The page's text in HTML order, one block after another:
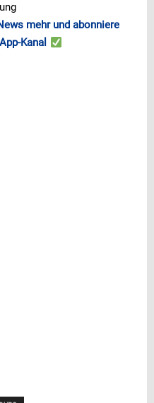
mehr und abonniere
Kanal